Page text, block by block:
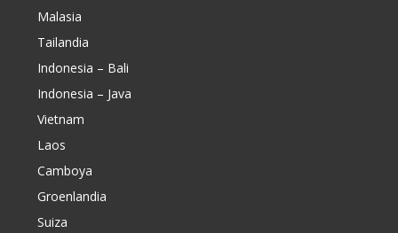
Malasia
Tailandia
Indonesia – Bali
Indonesia – Java
Vietnam
Laos
Camboya
Groenlandia
Suiza